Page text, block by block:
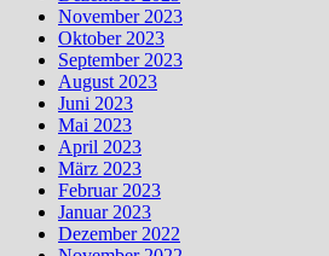
November 2023
Oktober 2023
September 2023
August 2023
Juni 2023
Mai 2023
April 2023
März 2023
Februar 2023
Januar 2023
Dezember 2022